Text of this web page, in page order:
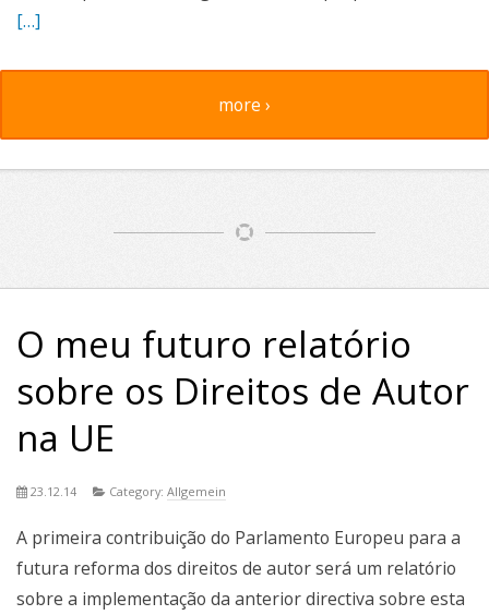
[…]
more ›
O meu futuro relatório
sobre os Direitos de Autor
na UE
23.12.14 Category:Allgemein
A primeira contribuição do Parlamento Europeu para a
futura reforma dos direitos de autor será um relatório
sobre a implementação da anterior directiva sobre esta